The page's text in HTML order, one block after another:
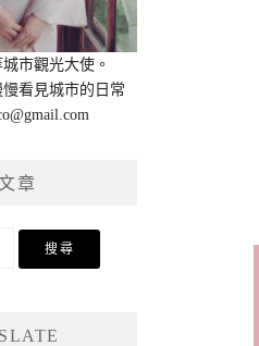
市觀光大使。
看見城市的日常
章